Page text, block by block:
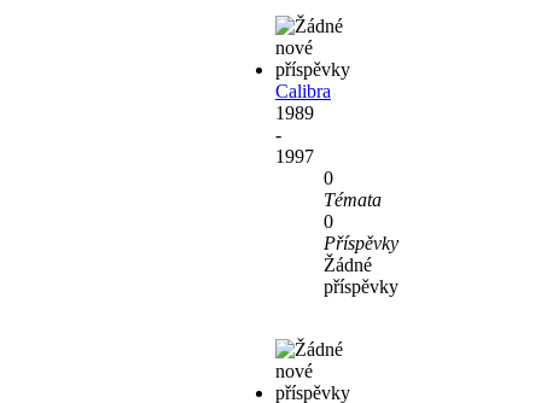
Calibra
1989
-
1997
0
Témata
0
Příspěvky
Žádné
příspěvky